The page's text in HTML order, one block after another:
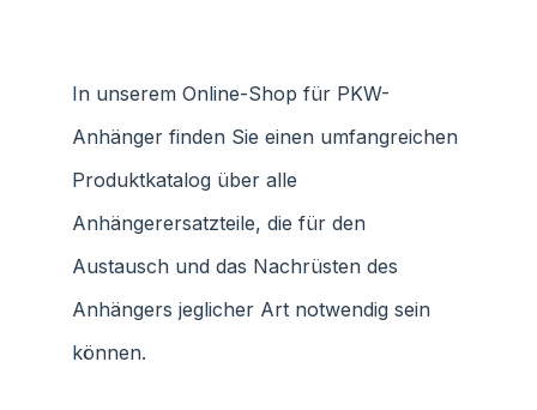
In unserem Online-Shop für PKW-
Anhänger finden Sie einen umfangreichen
Produktkatalog über alle
Anhängerersatzteile, die für den
Austausch und das Nachrüsten des
Anhängers jeglicher Art notwendig sein
können.